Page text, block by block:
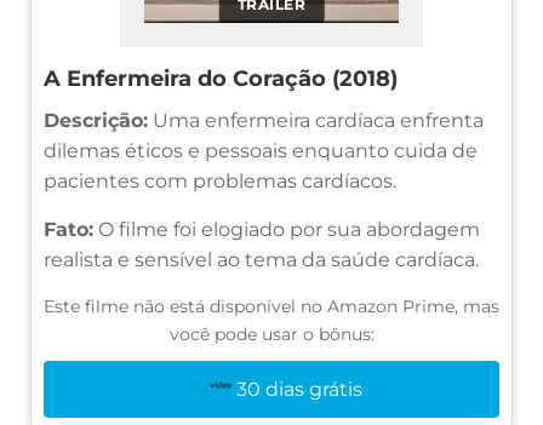
TRAILER
A Enfermeira do Coração (2018)
Descrição: Uma enfermeira cardíaca enfrenta
dilemas éticos e pessoais enquanto cuida de
pacientes com problemas cardíacos.
Fato: O filme foi elogiado por sua abordagem
realista e sensível ao tema da saúde cardíaca.
Este filme não está disponível no Amazon Prime, mas
você pode usar o bônus:
30 dias grátis